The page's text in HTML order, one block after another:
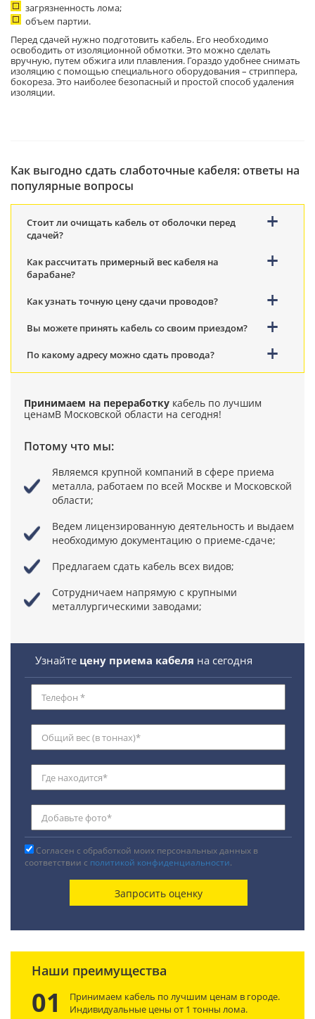
загрязненность лома;
объем партии.
Перед сдачей нужно подготовить кабель. Его необходимо
освободить от изоляционной обмотки. Это можно сделать
вручную, путем обжига или плавления. Гораздо удобнее снимать
изоляцию с помощью специального оборудования – стриппера,
бокореза. Это наиболее безопасный и простой способ удаления
изоляции.
Как выгодно сдать слаботочные кабеля: ответы на
популярные вопросы
Стоит ли очищать кабель от оболочки перед
сдачей?
Как рассчитать примерный вес кабеля на
барабане?
Как узнать точную цену сдачи проводов?
Вы можете принять кабель со своим приездом?
По какому адресу можно сдать провода?
Принимаем на переработку кабель по лучшим
ценамВ Московской области на сегодня!
Потому что мы:
Являемся крупной компаний в сфере приема
металла, работаем по всей Москве и Московской
области;
Ведем лицензированную деятельность и выдаем
необходимую документацию о приеме-сдаче;
Предлагаем сдать кабель всех видов;
Сотрудничаем напрямую с крупными
металлургическими заводами;
Узнайте цену приема кабеля на сегодня
Согласен с обработкой моих персональных данных в
соответствии с политикой конфиденциальности.
Наши преимущества
01
Принимаем кабель по лучшим ценам в городе.
Индивидуальные цены от 1 тонны лома.